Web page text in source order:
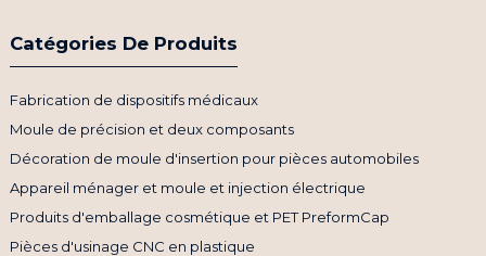
Catégories De Produits
Fabrication de dispositifs médicaux
Moule de précision et deux composants
Décoration de moule d'insertion pour pièces automobiles
Appareil ménager et moule et injection électrique
Produits d'emballage cosmétique et PET PreformCap
Pièces d'usinage CNC en plastique